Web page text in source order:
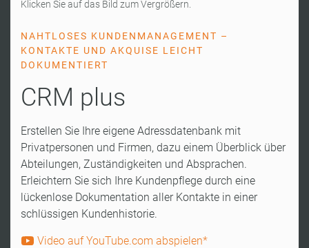
Klicken Sie auf das Bild zum Vergrößern.
NAHTLOSES KUNDENMANAGEMENT –
KONTAKTE UND AKQUISE LEICHT
DOKUMENTIERT
CRM plus
Erstellen Sie Ihre eigene Adressdatenbank mit
Privatpersonen und Firmen, dazu einem Überblick über
Abteilungen, Zuständigkeiten und Absprachen.
Erleichtern Sie sich Ihre Kundenpflege durch eine
lückenlose Dokumentation aller Kontakte in einer
schlüssigen Kundenhistorie.
Video auf YouTube.com abspielen*